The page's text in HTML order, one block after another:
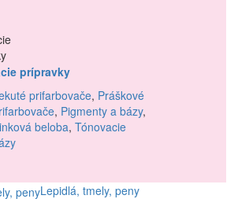
prípravky
prifarbovače, Práškové
, Pigmenty a bázy,
beloba, Tónovacie
Lepidlá, tmely, peny